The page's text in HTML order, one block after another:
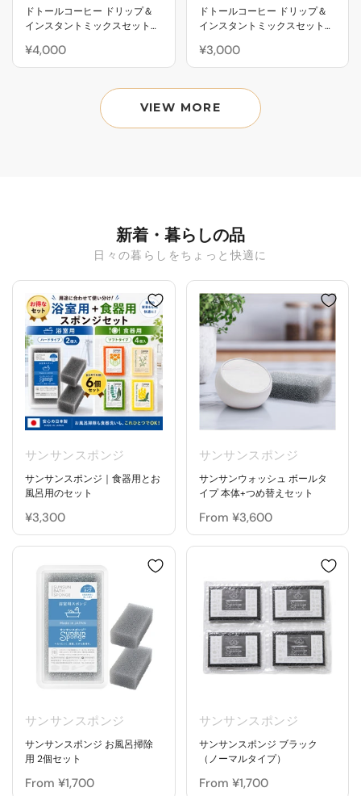
ドトールコーヒー ドリップ＆
インスタントミックスセット
¥4,000
ドトールコーヒー ドリップ＆
インスタントミックスセット
¥3,000
VIEW MORE
新着・暮らしの品
日々の暮らしをちょっと快適に
サンサンスポンジ
サンサンスポンジ｜食器用とお
風呂用のセット
¥3,300
サンサンスポンジ
サンサンウォッシュ ボールタ
イプ 本体+つめ替えセット
From ¥3,600
サンサンスポンジ
サンサンスポンジ お風呂掃除
用 2個セット
From ¥1,700
サンサンスポンジ
サンサンスポンジ ブラック
（ノーマルタイプ）
From ¥1,700